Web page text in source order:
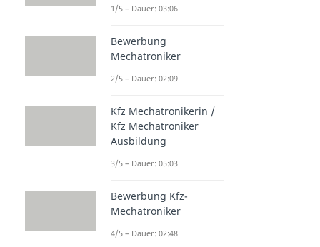
1/5 – Dauer: 03:06
Bewerbung
Mechatroniker
2/5 – Dauer: 02:09
Kfz Mechatronikerin /
Kfz Mechatroniker
Ausbildung
3/5 – Dauer: 05:03
Bewerbung Kfz-
Mechatroniker
4/5 – Dauer: 02:48